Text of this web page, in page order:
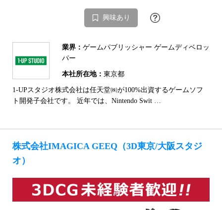
興味あり
業界： ゲームパブリッシャー ゲームディベロッ
パー
本社所在地： 東京都
1-UPスタジオ株式会社は任天堂㈱が100%出資するゲームソフ
ト開発子会社です。 近年では、Nintendo Swit …
株式会社IMAGICA GEEQ（3D東京/大阪スタジ
オ）